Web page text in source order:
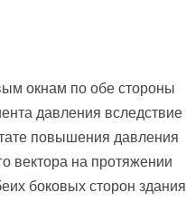
окнам по обе стороны
давления вследствие
повышения давления
вектора на протяжении
боковых сторон здания